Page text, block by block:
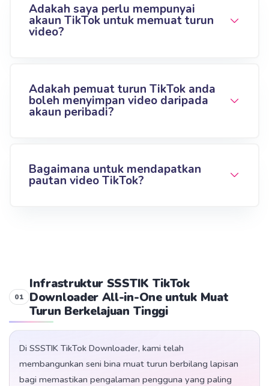
Adakah saya perlu mempunyai
akaun TikTok untuk memuat turun
video?
Adakah pemuat turun TikTok anda
boleh menyimpan video daripada
akaun peribadi?
Bagaimana untuk mendapatkan
pautan video TikTok?
Infrastruktur SSSTIK TikTok
Downloader All-in-One untuk Muat
Turun Berkelajuan Tinggi
Di SSSTIK TikTok Downloader, kami telah
membangunkan seni bina muat turun berbilang lapisan
bagi memastikan pengalaman pengguna yang paling